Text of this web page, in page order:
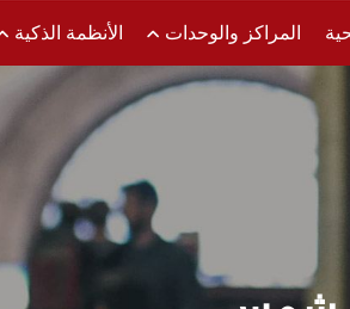
المراكز والوحدات الأنظمة الذكية